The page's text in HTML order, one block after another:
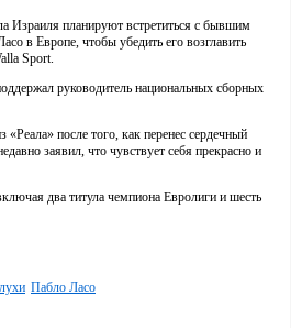
Израиля планируют встретиться с бывшим
в Европе, чтобы убедить его возглавить
Sport.
руководитель национальных сборных
«Реала» после того, как перенес сердечный
заявил, что чувствует себя прекрасно и
два титула чемпиона Евролиги и шесть
Пабло Ласо